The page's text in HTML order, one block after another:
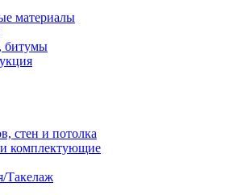
материалы
битумы
стен и потолка
комплектующие
Такелаж